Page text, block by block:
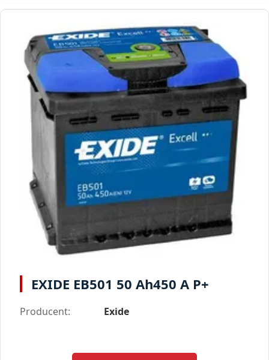
EXIDE EB501 50 Ah450 A P+
Producent: Exide